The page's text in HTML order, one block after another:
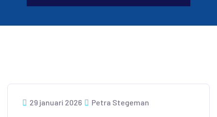
29 januari 2026 Petra Stegeman